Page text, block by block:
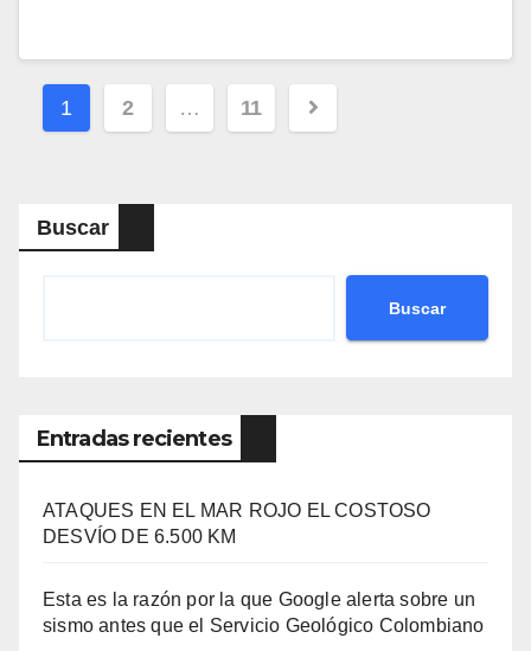
Navegación
entradas
1 2 … 11
Buscar
Buscar
Entradas recientes
ATAQUES EN EL MAR ROJO EL COSTOSO
DESVÍO DE 6.500 KM
Esta es la razón por la que Google alerta sobre un
sismo antes que el Servicio Geológico Colombiano